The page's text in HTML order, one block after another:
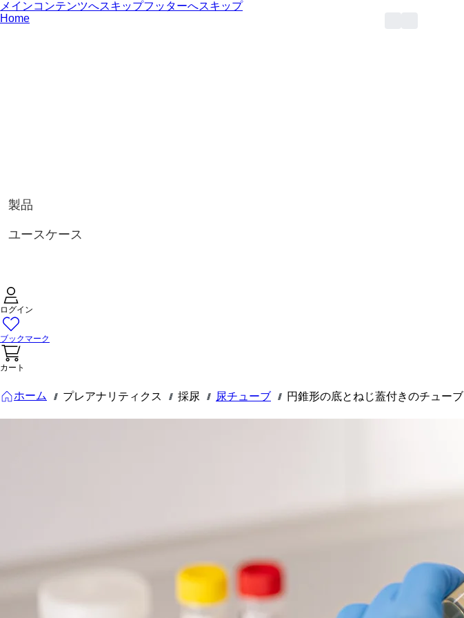
メインコンテンツへスキップフッターへスキップ
Home
製品
ユースケース
ログイン
ブックマーク
カート
ホーム /// プレアナリティクス /// 採尿 /// 尿チューブ /// 円錐形の底とねじ蓋付きのチューブ